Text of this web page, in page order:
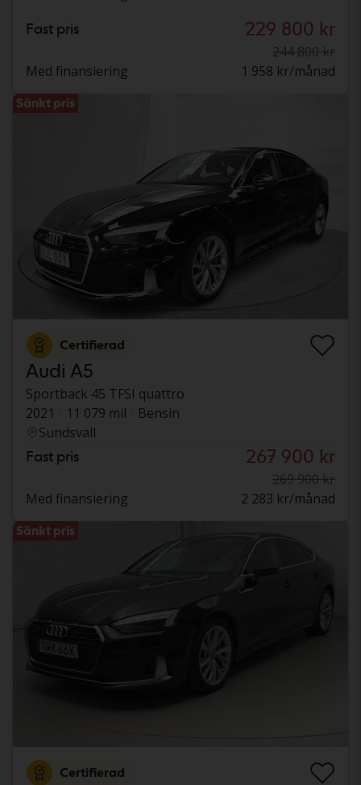
Fast pris 229 800 kr
244 800 kr
Med finansiering
1 958 kr/månad
Sänkt pris
Certifierad
Audi A5
Sportback 45 TFSI quattro
2021
11 079 mil
Bensin
Sundsvall
Fast pris 267 900 kr
269 900 kr
Med finansiering
2 283 kr/månad
Sänkt pris
Certifierad